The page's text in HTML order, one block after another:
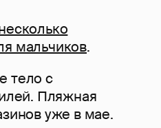
мальчиков.
тело с
Пляжная
уже в мае.